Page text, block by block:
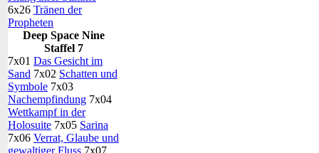
6x26 Tränen der
Propheten
Deep Space Nine
Staffel 7
7x01 Das Gesicht im
Sand 7x02 Schatten und
Symbole 7x03
Nachempfindung 7x04
Wettkampf in der
Holosuite 7x05 Sarina
7x06 Verrat, Glaube und
gewaltiger Fluss 7x07